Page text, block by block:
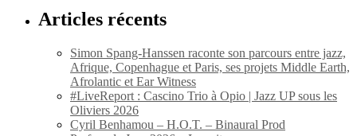
Articles récents
Simon Spang-Hanssen raconte son parcours entre jazz,
Afrique, Copenhague et Paris, ses projets Middle Earth,
Afrolantic et Ear Witness
#LiveReport : Cascino Trio à Opio | Jazz UP sous les
Oliviers 2026
Cyril Benhamou – H.O.T. – Binaural Prod